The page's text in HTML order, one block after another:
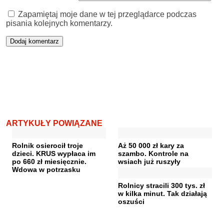
Zapamiętaj moje dane w tej przeglądarce podczas
pisania kolejnych komentarzy.
ARTYKUŁY POWIĄZANE
Rolnik osierocił troje
dzieci. KRUS wypłaca im
po 660 zł miesięcznie.
Wdowa w potrzasku
Aż 50 000 zł kary za
szambo. Kontrole na
wsiach już ruszyły
Rolnicy stracili 300 tys. zł
w kilka minut. Tak działają
oszuści